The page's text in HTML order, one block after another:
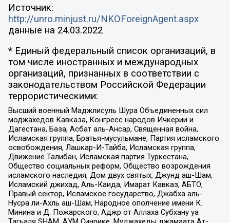
Источник:
http://unro.minjust.ru/NKOForeignAgent.aspx
данные на 24.03.2022
* Единый федеральный список организаций, в
том числе иностранных и международных
организаций, признанных в соответствии с
законодательством Российской Федерации
террористическими:
Высший военный Маджлисуль Шура Объединенных сил
моджахедов Кавказа, Конгресс народов Ичкерии и
Дагестана, База, Асбат аль-Ансар, Священная война,
Исламская группа, Братья-мусульмане, Партия исламского
освобождения, Лашкар-И-Тайба, Исламская группа,
Движение Талибан, Исламская партия Туркестана,
Общество социальных реформ, Общество возрождения
исламского наследия, Дом двух святых, Джунд аш-Шам,
Исламский джихад, Аль-Каида, Имарат Кавказ, АБТО,
Правый сектор, Исламское государство, Джабха аль-
Нусра ли-Ахль аш-Шам, Народное ополчение имени К.
Минина и Д. Пожарского, Аджр от Аллаха Субхану уа